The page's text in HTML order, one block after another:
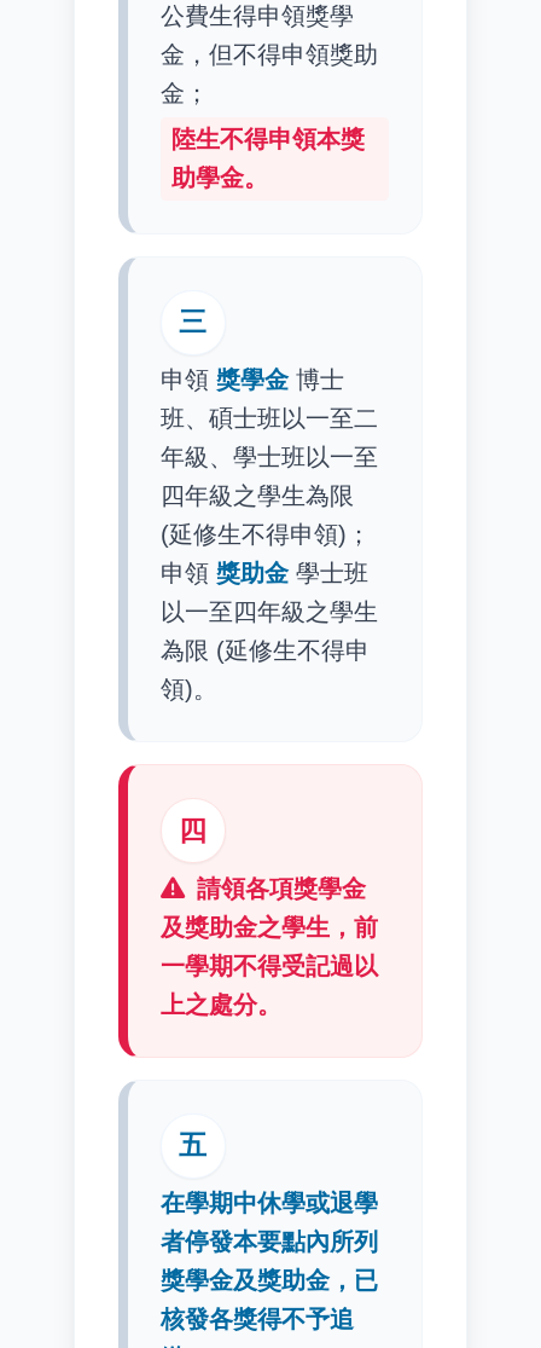
公費生得申領獎學
金，但不得申領獎助
金；
陸生不得申領本獎
助學金。
三
申領 獎學金博士
班、碩士班以一至二
年級、學士班以一至
四年級之學生為限
(延修生不得申領)；
申領 獎助金學士班
以一至四年級之學生
為限 (延修生不得申
領)。
四
請領各項獎學金
及獎助金之學生，前
一學期不得受記過以
上之處分。
五
在學期中休學或退學
者停發本要點內所列
獎學金及獎助金，已
核發各獎得不予追